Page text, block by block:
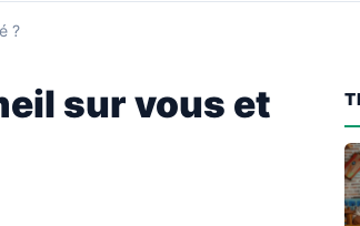
?
sur vous et